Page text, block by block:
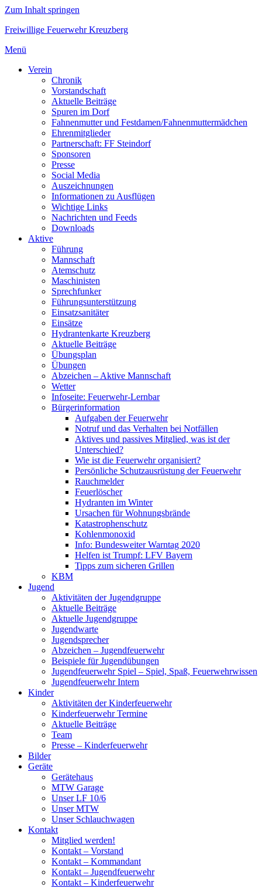
Zum Inhalt springen
Freiwillige Feuerwehr Kreuzberg
Menü
Verein
Chronik
Vorstandschaft
Aktuelle Beiträge
Spuren im Dorf
Fahnenmutter und Festdamen/Fahnenmuttermädchen
Ehrenmitglieder
Partnerschaft: FF Steindorf
Sponsoren
Presse
Social Media
Auszeichnungen
Informationen zu Ausflügen
Wichtige Links
Nachrichten und Feeds
Downloads
Aktive
Führung
Mannschaft
Atemschutz
Maschinisten
Sprechfunker
Führungsunterstützung
Einsatzsanitäter
Einsätze
Hydrantenkarte Kreuzberg
Aktuelle Beiträge
Übungsplan
Übungen
Abzeichen – Aktive Mannschaft
Wetter
Infoseite: Feuerwehr-Lernbar
Bürgerinformation
Aufgaben der Feuerwehr
Notruf und das Verhalten bei Notfällen
Aktives und passives Mitglied, was ist der
Unterschied?
Wie ist die Feuerwehr organisiert?
Persönliche Schutzausrüstung der Feuerwehr
Rauchmelder
Feuerlöscher
Hydranten im Winter
Ursachen für Wohnungsbrände
Katastrophenschutz
Kohlenmonoxid
Info: Bundesweiter Warntag 2020
Helfen ist Trumpf: LFV Bayern
Tipps zum sicheren Grillen
KBM
Jugend
Aktivitäten der Jugendgruppe
Aktuelle Beiträge
Aktuelle Jugendgruppe
Jugendwarte
Jugendsprecher
Abzeichen – Jugendfeuerwehr
Beispiele für Jugendübungen
Jugendfeuerwehr Spiel – Spiel, Spaß, Feuerwehrwissen
Jugendfeuerwehr Intern
Kinder
Aktivitäten der Kinderfeuerwehr
Kinderfeuerwehr Termine
Aktuelle Beiträge
Team
Presse – Kinderfeuerwehr
Bilder
Geräte
Gerätehaus
MTW Garage
Unser LF 10/6
Unser MTW
Unser Schlauchwagen
Kontakt
Mitglied werden!
Kontakt – Vorstand
Kontakt – Kommandant
Kontakt – Jugendfeuerwehr
Kontakt – Kinderfeuerwehr